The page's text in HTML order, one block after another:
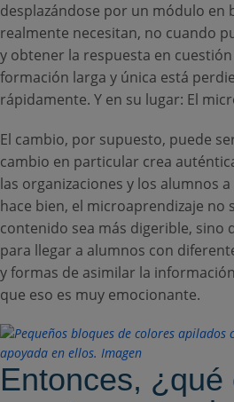
desplazándose por un módulo en
realmente necesitan, no cuando
y obtener la respuesta en
formación larga y única está
rápidamente. Y en su lugar: El
El cambio, por supuesto, puede
cambio en particular crea
las organizaciones y los alumnos
hace bien, el microaprendizaje no
contenido sea más digerible, sino
para llegar a alumnos con
y formas de asimilar la
que eso es muy emocionante.
Entonces, ¿qué